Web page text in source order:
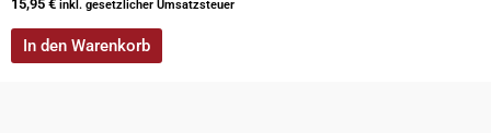
15,95 € inkl. gesetzlicher Umsatzsteuer
In den Warenkorb